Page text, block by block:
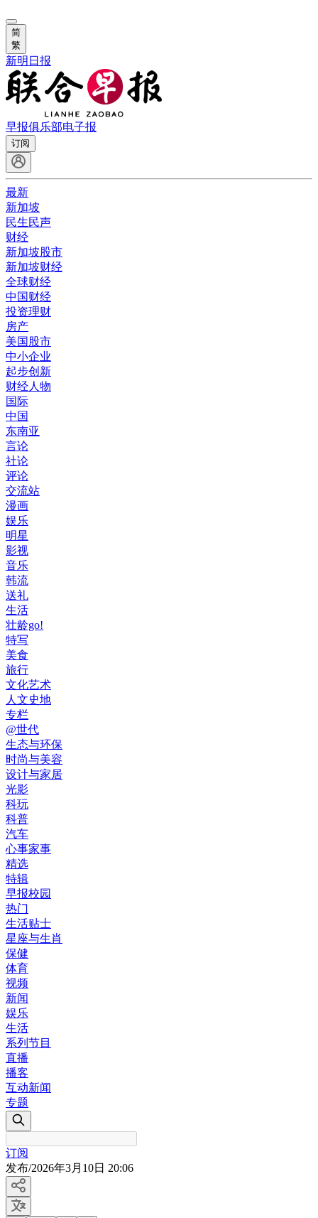
简
繁
新明日报
早报俱乐部电子报
订阅
最新
新加坡
民生民声
财经
新加坡股市
新加坡财经
全球财经
中国财经
投资理财
房产
美国股市
中小企业
起步创新
财经人物
国际
中国
东南亚
言论
社论
评论
交流站
漫画
娱乐
明星
影视
音乐
韩流
送礼
生活
壮龄go!
特写
美食
旅行
文化艺术
人文史地
专栏
@世代
生态与环保
时尚与美容
设计与家居
光影
科玩
科普
汽车
心事家事
精选
特辑
早报校园
热门
生活贴士
星座与生肖
保健
体育
视频
新闻
娱乐
生活
系列节目
直播
播客
互动新闻
专题
订阅
发布/2026年3月10日 20:06